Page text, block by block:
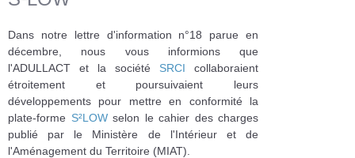
Dans notre lettre d'information n°18 parue en
décembre, nous vous informions que
l'ADULLACT et la société SRCI collaboraient
étroitement et poursuivaient leurs
développements pour mettre en conformité la
plate-forme S²LOWselon le cahier des charges
publié par le Ministère de l'Intérieur et de
l'Aménagement du Territoire (MIAT).